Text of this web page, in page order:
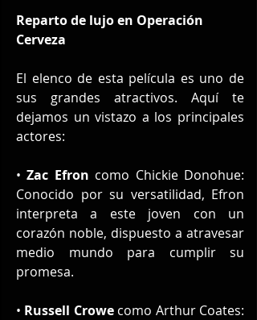
Reparto de lujo en Operación
Cerveza
El elenco de esta película es uno de
sus grandes atractivos. Aquí te
dejamos un vistazo a los principales
actores:
• Zac Efron como Chickie Donohue:
Conocido por su versatilidad, Efron
interpreta a este joven con un
corazón noble, dispuesto a atravesar
medio mundo para cumplir su
promesa.
• Russell Crowe como Arthur Coates: